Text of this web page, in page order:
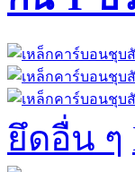
ยึดอื่น ๆ